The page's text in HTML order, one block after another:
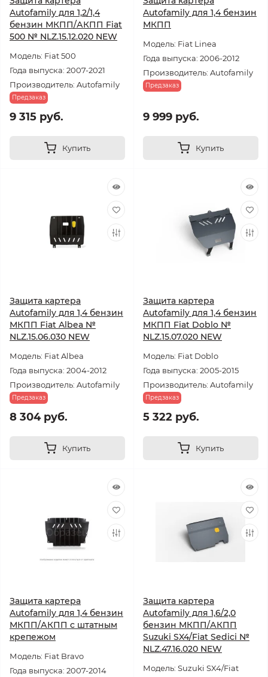
Autofamily для 1,2/1,4
бензин МКПП/АКПП Fiat
500 № NLZ.15.12.020 NEW
Модель: Fiat 500
Года выпуска: 2007-2021
Производитель: Autofamily
Предзаказ
9 315 руб.
Купить
Autofamily для 1,4 бензин
МКПП
Модель: Fiat Linea
Года выпуска: 2006-2012
Производитель: Autofamily
Предзаказ
9 999 руб.
Купить
Защита картера
Autofamily для 1,4 бензин
МКПП Fiat Albea №
NLZ.15.06.030 NEW
Модель: Fiat Albea
Года выпуска: 2004-2012
Производитель: Autofamily
Предзаказ
8 304 руб.
Купить
Защита картера
Autofamily для 1,4 бензин
МКПП Fiat Doblo №
NLZ.15.07.020 NEW
Модель: Fiat Doblo
Года выпуска: 2005-2015
Производитель: Autofamily
Предзаказ
5 322 руб.
Купить
Защита картера
Autofamily для 1,4 бензин
МКПП/АКПП с штатным
крепежом
Модель: Fiat Bravo
Года выпуска: 2007-2014
Защита картера
Autofamily для 1,6/2,0
бензин МКПП/АКПП
Suzuki SX4/Fiat Sedici №
NLZ.47.16.020 NEW
Модель: Suzuki SX4/Fiat